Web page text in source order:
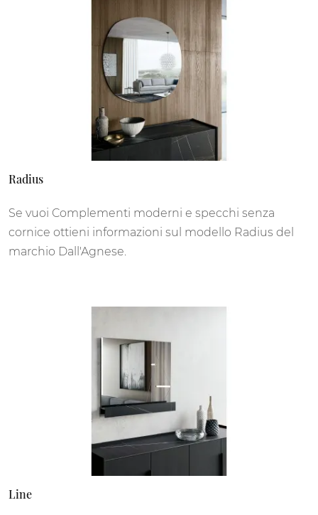
Radius
Se vuoi Complementi moderni e specchi senza
cornice ottieni informazioni sul modello Radius del
marchio Dall'Agnese.
Line